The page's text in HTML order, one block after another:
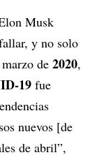
Musk
y no solo
de 2020,
19 fue
nuevos [de
de abril”,